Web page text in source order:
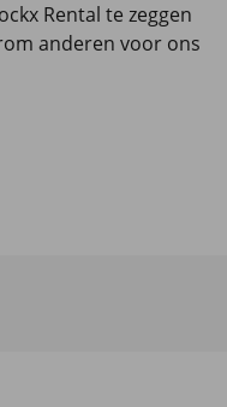
Rental te zeggen
anderen voor ons